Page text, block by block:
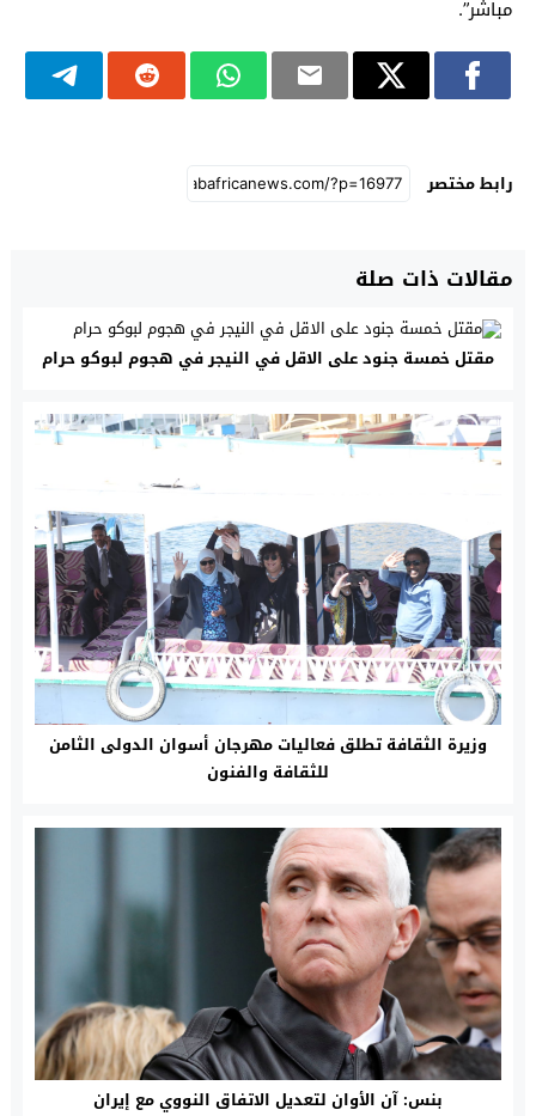
مباشر”.
رابط مختصر
مقالات ذات صلة
مقتل خمسة جنود على الاقل في النيجر في هجوم لبوكو حرام
وزيرة الثقافة تطلق فعاليات مهرجان أسوان الدولى الثامن
للثقافة والفنون
بنس: آن الأوان لتعديل الاتفاق النووي مع إيران